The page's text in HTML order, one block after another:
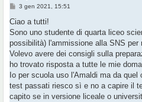
M
s
a
g
i
o
3 gen 2021, 15:51
Ciao a tutti!
Sono uno studente di quarta liceo
possibilità) l'ammissione alla SNS per
Volevo avere dei consigli sulla
ho trovato risposta a tutte le mie
Io per scuola uso l'Amaldi ma da
test passati riesco sì e no a capire il
capito se in versione liceale o